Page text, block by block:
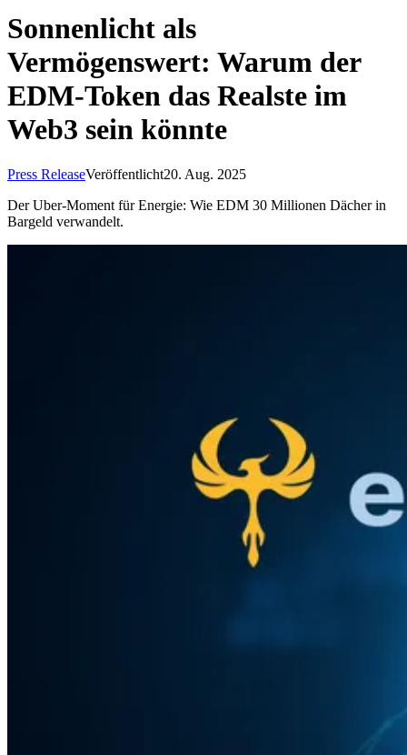
Sonnenlicht als
Vermögenswert: Warum der
EDM-Token das Realste im
Web3 sein könnte
Press ReleaseVeröffentlicht20. Aug. 2025
Der Uber-Moment für Energie: Wie EDM 30 Millionen Dächer in
Bargeld verwandelt.